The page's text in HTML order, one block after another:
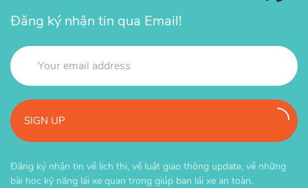
Đăng ký nhận tin qua Email!
SIGN UP
Đăng ký nhận tin về lịch thi, về luật giao thông update, về những
bài học kỹ năng lái xe quan trọng giúp bạn lái xe an toàn.